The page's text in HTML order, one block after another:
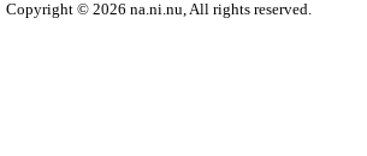
Copyright © 2026 na.ni.nu, All rights reserved.